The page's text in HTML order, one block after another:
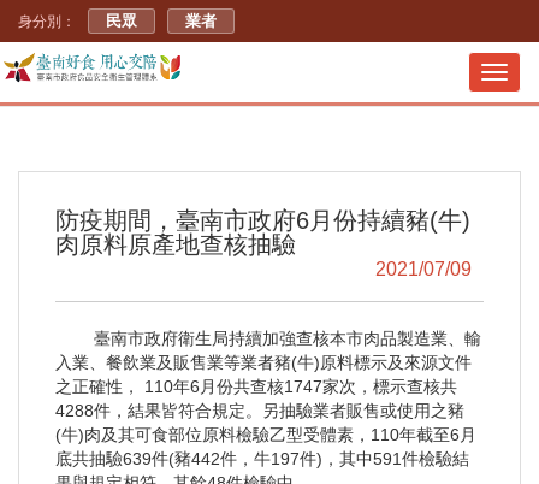
身分別： 民眾 業者
防疫期間，臺南市政府6月份持續豬(牛)
肉原料原產地查核抽驗
2021/07/09
臺南市政府衛生局持續加強查核本市肉品製造業、輸
入業、餐飲業及販售業等業者豬(牛)原料標示及來源文件
之正確性， 110年6月份共查核1747家次，標示查核共
4288件，結果皆符合規定。另抽驗業者販售或使用之豬
(牛)肉及其可食部位原料檢驗乙型受體素，110年截至6月
底共抽驗639件(豬442件，牛197件)，其中591件檢驗結